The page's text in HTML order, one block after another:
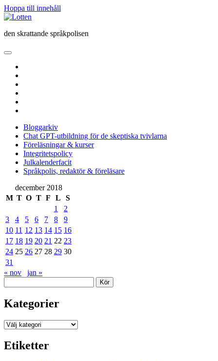
Hoppa till innehåll
Lotten
den skrattande språkpolisen
öppna
meny
Bloggarkiv
Chat GPT-utbildning för de skeptiska tvivlarna
Föreläsningar & kurser
Integritetspolicy
Julkalenderfacit
Språkpolis, redaktör & föreläsare
Sidopanel
december 2018
M T O T F L
S
1
2
3
4 5 6 7 8
9
10 11 12 13 14 15 16
17 18 19 20 21 22 23
24 25 26 27 28 29 30
31
« nov
jan »
Kategorier
Kategorier
Etiketter